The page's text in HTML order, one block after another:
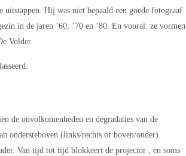
Hij was niet bepaald een goede fotograaf
in de jaren ’60, ’70 en ’80. En vooral: ze vormen
Volder.
de onvolkomenheden en degradaties van de
ondersteboven (links/rechts of boven/onder).
Van tijd tot tijd blokkeert de projector , en soms